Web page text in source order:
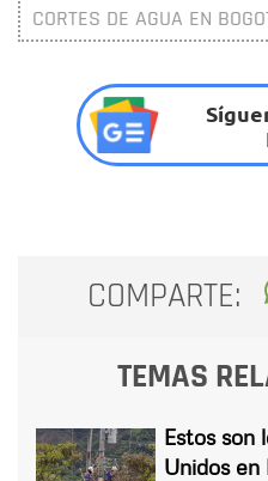
CORTES DE AGUA EN
COMPARTE:
TEMAS
Estos son
Unidos